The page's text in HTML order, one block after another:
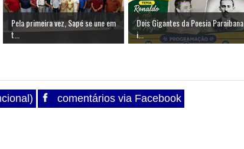
Pela primeira vez, Sapé se une em
t...
Dois Gigantes da Poesia Paraibana
i...
comentários via Facebook